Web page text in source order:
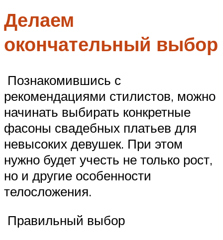
Делаем
окончательный выбор
Познакомившись с
рекомендациями стилистов, можно
начинать выбирать конкретные
фасоны свадебных платьев для
невысоких девушек. При этом
нужно будет учесть не только рост,
но и другие особенности
телосложения.
Правильный выбор